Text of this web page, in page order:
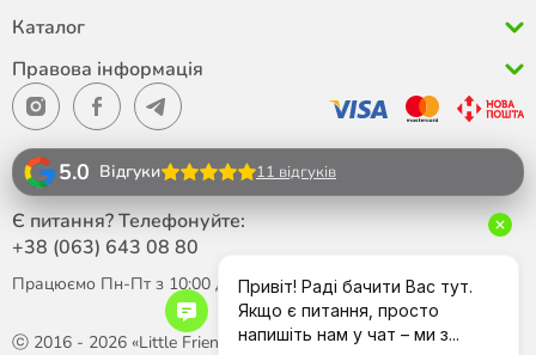
Каталог
Правова інформація
ⓒ 2016 - 2026 «Little Friend»
5.0 Відгуки 11 відгуків
Є питання? Телефонуйте:
+38 (063) 643 08 80
Працюємо Пн-Пт з 10:00 до 18:00